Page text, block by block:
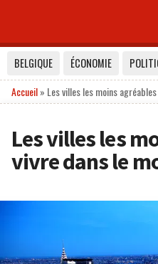
BELGIQUE ÉCONOMIE
Accueil» Les villes les moins
Les villes les
vivre dans le